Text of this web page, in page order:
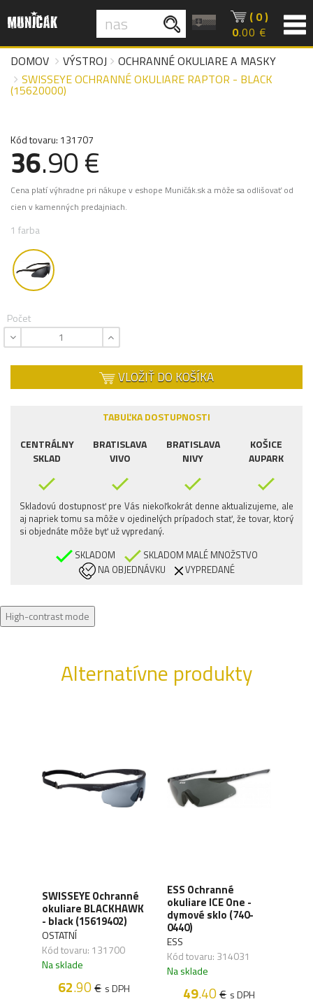
( 0 )
0.00 €
DOMOV
VÝSTROJ
OCHRANNÉ OKULIARE A MASKY
SWISSEYE OCHRANNÉ OKULIARE RAPTOR - BLACK
(15620000)
Kód tovaru: 131707
36.90 €
Cena platí výhradne pri nákupe v eshope Muničák.sk a môže sa odlišovať od
cien v kamenných predajniach.
1 farba
Počet
VLOŽIŤ DO KOŠÍKA
TABUĽKA DOSTUPNOSTI
CENTRÁLNY
SKLAD
BRATISLAVA
VIVO
BRATISLAVA
NIVY
KOŠICE
AUPARK
Skladovú dostupnosť pre Vás niekoľkokrát denne aktualizujeme, ale
aj napriek tomu sa môže v ojedinelých prípadoch stať, že tovar, ktorý
si objednáte môže byť už vypredaný.
SKLADOM
SKLADOM MALÉ MNOŽSTVO
NA OBJEDNÁVKU
VYPREDANÉ
High-contrast mode
Alternatívne produkty
SWISSEYE Ochranné
okuliare BLACKHAWK
- black (15619402)
OSTATNÍ
Kód tovaru: 131700
Na sklade
62.90€ s DPH
ESS Ochranné
okuliare ICE One -
dymové sklo (740-
0440)
ESS
Kód tovaru: 314031
Na sklade
49.40€ s DPH